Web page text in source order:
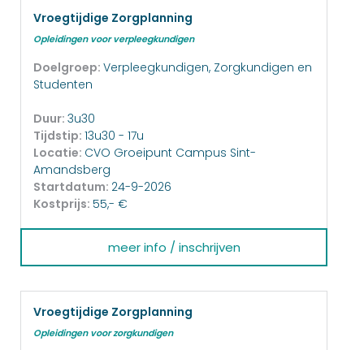
Vroegtijdige Zorgplanning
Opleidingen voor verpleegkundigen
Doelgroep: Verpleegkundigen, Zorgkundigen en
Studenten
Duur: 3u30
Tijdstip: 13u30 - 17u
Locatie: CVO Groeipunt Campus Sint-
Amandsberg
Startdatum: 24-9-2026
Kostprijs: 55,- €
meer info / inschrijven
Vroegtijdige Zorgplanning
Opleidingen voor zorgkundigen